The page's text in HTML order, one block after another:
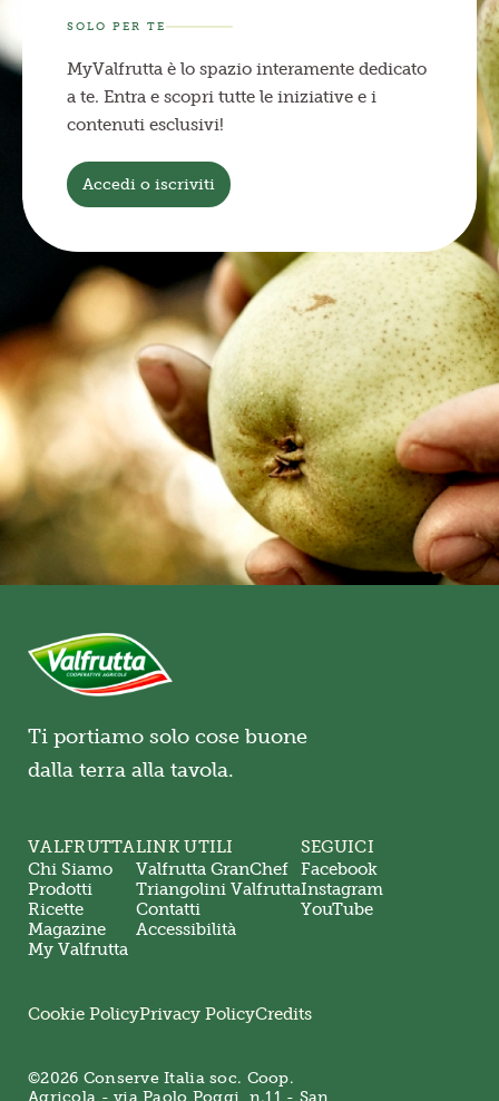
SOLO PER TE
MyValfrutta è lo spazio interamente dedicato
a te. Entra e scopri tutte le iniziative e i
contenuti esclusivi!
Accedi o iscriviti
Ti portiamo solo cose buone
dalla terra alla tavola.
VALFRUTTA
Chi Siamo
Prodotti
Ricette
Magazine
My Valfrutta
LINK UTILI
Valfrutta GranChef
Triangolini Valfrutta
Contatti
Accessibilità
SEGUICI
Facebook
Instagram
YouTube
©2026 Conserve Italia soc. Coop.
Cookie PolicyPrivacy PolicyCredits